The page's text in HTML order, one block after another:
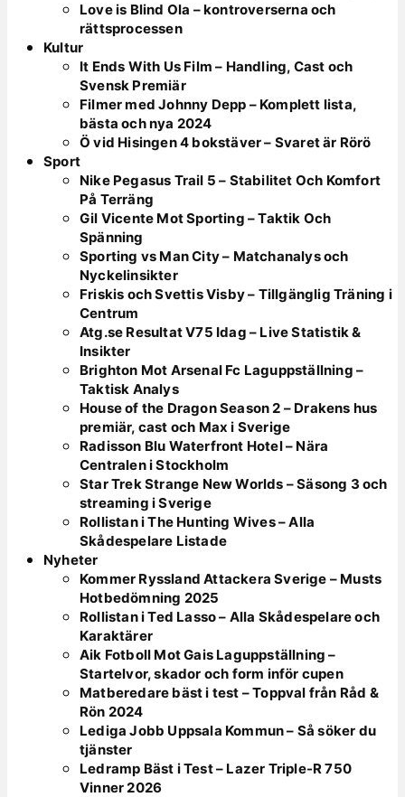
Love is Blind Ola – kontroverserna och
rättsprocessen
Kultur
It Ends With Us Film – Handling, Cast och
Svensk Premiär
Filmer med Johnny Depp – Komplett lista,
bästa och nya 2024
Ö vid Hisingen 4 bokstäver – Svaret är Rörö
Sport
Nike Pegasus Trail 5 – Stabilitet Och Komfort
På Terräng
Gil Vicente Mot Sporting – Taktik Och
Spänning
Sporting vs Man City – Matchanalys och
Nyckelinsikter
Friskis och Svettis Visby – Tillgänglig Träning i
Centrum
Atg.se Resultat V75 Idag – Live Statistik &
Insikter
Brighton Mot Arsenal Fc Laguppställning –
Taktisk Analys
House of the Dragon Season 2 – Drakens hus
premiär, cast och Max i Sverige
Radisson Blu Waterfront Hotel – Nära
Centralen i Stockholm
Star Trek Strange New Worlds – Säsong 3 och
streaming i Sverige
Rollistan i The Hunting Wives – Alla
Skådespelare Listade
Nyheter
Kommer Ryssland Attackera Sverige – Musts
Hotbedömning 2025
Rollistan i Ted Lasso – Alla Skådespelare och
Karaktärer
Aik Fotboll Mot Gais Laguppställning –
Startelvor, skador och form inför cupen
Matberedare bäst i test – Toppval från Råd &
Rön 2024
Lediga Jobb Uppsala Kommun – Så söker du
tjänster
Ledramp Bäst i Test – Lazer Triple-R 750
Vinner 2026